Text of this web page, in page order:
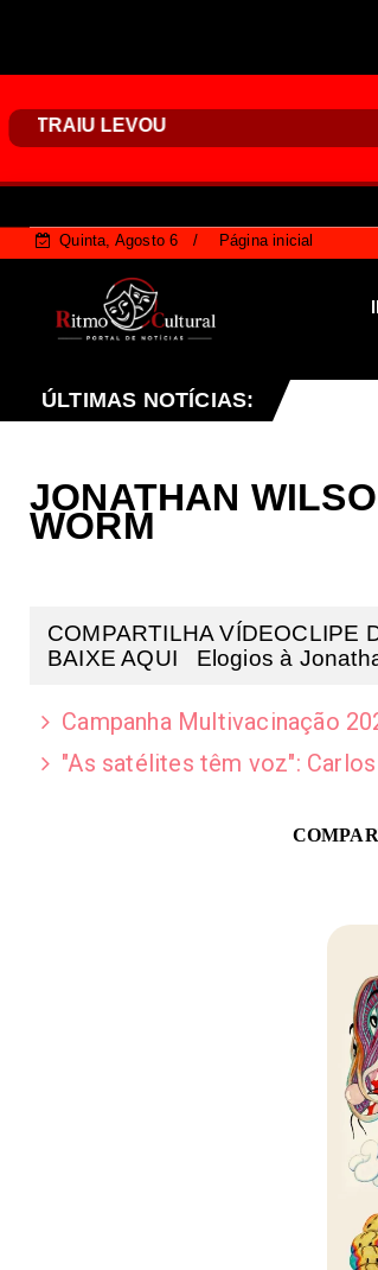
Quinta, Agosto 6 Página inicial
ÚLTIMAS NOTÍCIAS:
endurece penalidades para
JONATHAN
WORM
COMPARTILHA VÍDEOCLIPE
BAIXE AQUI Elogios à
Campanha Multivacinação
"As satélites têm voz":